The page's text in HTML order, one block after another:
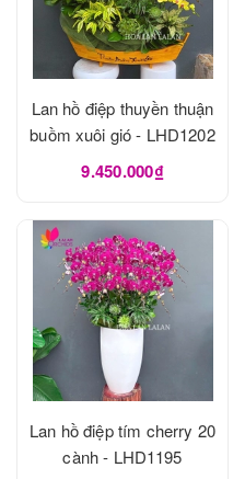
Lan hồ điệp thuyền thuận
buồm xuôi gió - LHD1202
9.450.000₫
Lan hồ điệp tím cherry 20
cành - LHD1195